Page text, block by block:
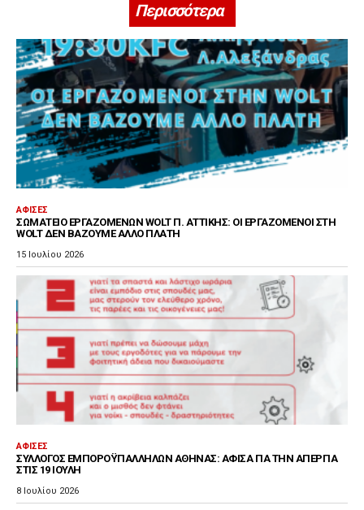
Περισσότερα
ΑΦΊΣΕΣ
ΣΩΜΑΤΕΊΟ ΕΡΓΑΖΟΜΈΝΩΝ WOLT Π. ΑΤΤΙΚΉΣ: ΟΙ ΕΡΓΑΖΌΜΕΝΟΙ ΣΤΗ
WOLT ΔΕΝ ΒΆΖΟΥΜΕ ΆΛΛΟ ΠΛΆΤΗ
15 Ιουλίου 2026
ΑΦΊΣΕΣ
ΣΎΛΛΟΓΟΣ ΕΜΠΟΡΟΫΠΑΛΛΉΛΩΝ ΑΘΉΝΑΣ: ΑΦΊΣΑ ΓΙΑ ΤΗΝ ΑΠΕΡΓΊΑ
ΣΤΙΣ 19 ΙΟΎΛΗ
8 Ιουλίου 2026